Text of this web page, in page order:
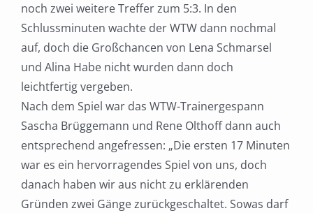
noch zwei weitere Treffer zum 5:3. In den
Schlussminuten wachte der WTW dann nochmal
auf, doch die Großchancen von Lena Schmarsel
und Alina Habe nicht wurden dann doch
leichtfertig vergeben.
Nach dem Spiel war das WTW-Trainergespann
Sascha Brüggemann und Rene Olthoff dann auch
entsprechend angefressen: „Die ersten 17 Minuten
war es ein hervorragendes Spiel von uns, doch
danach haben wir aus nicht zu erklärenden
Gründen zwei Gänge zurückgeschaltet. Sowas darf